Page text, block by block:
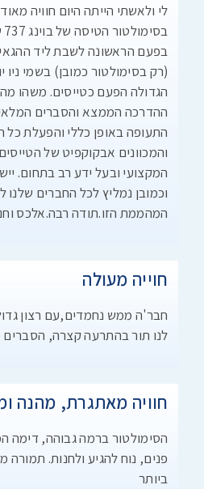
לי ולאשתי הייתה היום חוויה
בפעם הראשונה לשבת ליד
(רק בסימולטור כמובן) בשמי ניו
הגדולה הפעם כטייסים. משהו
ההדרכה הממצא והסברים
התעופה באופן כללי והפעלת
והמכוונים אבקוקפיט של
המקצועי ובעל ידע רב בתחום.
וכמובן נמליץ לכל החברים שלנו
המהממת הזו.תודה רבה.אלכס
חוייה מעולה
חבר'ה ממש נחמדים,עם רצון
לנו תור בהתרעה קצרה, הסברים
חוויה מאתגרת, מהנה
הסימולטור ברמה גבוהה, דימה
פנים, נוח להגיע ולחנות. תמורה
ביותר